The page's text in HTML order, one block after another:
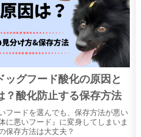
ッグフード酸化の原因と
？酸化防止する保存方法
フードを選んでも、保存方法が悪い
に悪いフード』に変身してしまいま
保存方法は大丈夫？